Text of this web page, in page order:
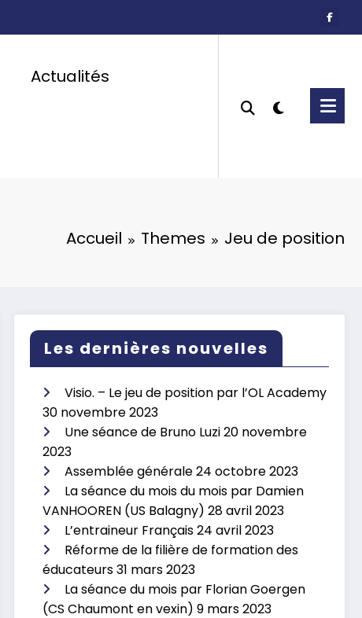
Actualités
Accueil Themes Jeu de position
Les dernières nouvelles
Visio. – Le jeu de position par l’OL Academy
30 novembre 2023
Une séance de Bruno Luzi20 novembre
2023
Assemblée générale24 octobre 2023
La séance du mois du mois par Damien
VANHOOREN (US Balagny) 28 avril 2023
L’entraineur Français24 avril 2023
Réforme de la filière de formation des
éducateurs31 mars 2023
La séance du mois par Florian Goergen
(CS Chaumont en vexin) 9 mars 2023